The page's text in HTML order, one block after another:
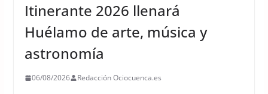
Itinerante 2026 llenará
Huélamo de arte, música y
astronomía
06/08/2026 Redacción Ociocuenca.es